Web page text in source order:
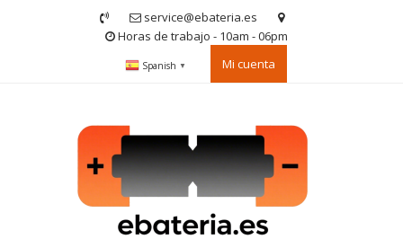
service@ebateria.es
Horas de trabajo - 10am - 06pm
Spanish ▼ Mi cuenta